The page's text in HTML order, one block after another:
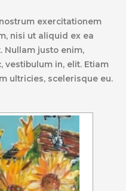
exercitationem
nisi ut aliquid ex ea
Nullam justo enim,
vestibulum in, elit. Etiam
ultricies, scelerisque eu.